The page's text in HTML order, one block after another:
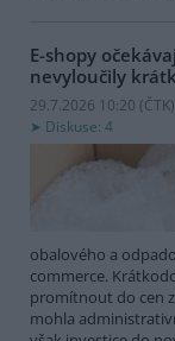
E-shopy
nevyloučily
29.7.2026 10:20 (ČTK)
Diskuse: 4
obalového a
commerce.
promítnout do cen
mohla